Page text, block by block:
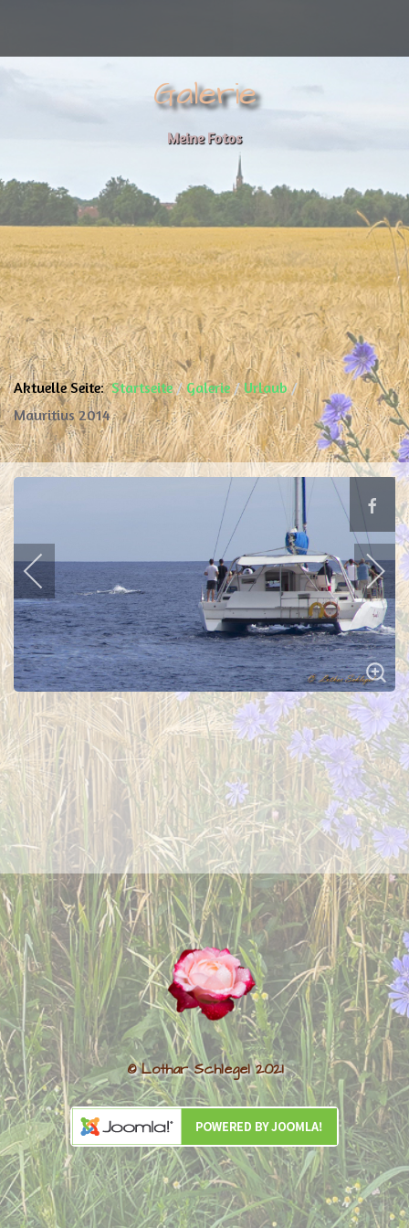
Galerie
Meine Fotos
Aktuelle Seite:Startseite Galerie
Urlaub
Mauritius 2014
© Lothar Schlegel 2021